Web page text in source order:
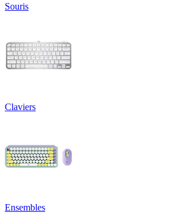
Souris
Claviers
Ensembles